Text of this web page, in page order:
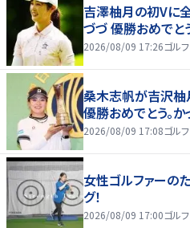
吉澤柚月の初Vに
づづ 優勝おめでと
2026/08/09 17:26ゴルフ
桑木志帆が吉沢柚
優勝おめでとう。か
2026/08/09 17:08ゴルフ
女性ゴルファーの
グ！
2026/08/09 17:00ゴルフ